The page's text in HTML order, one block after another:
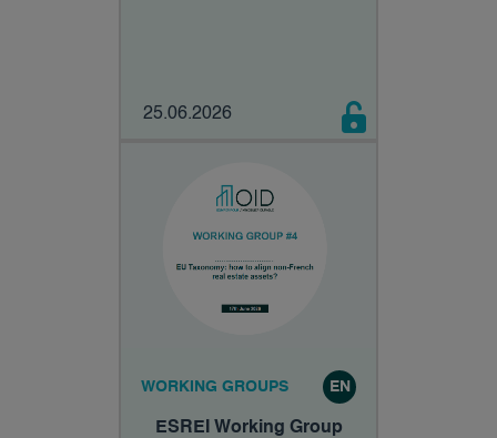
25.06.2026
WORKING GROUPS EN
ESREI Working Group